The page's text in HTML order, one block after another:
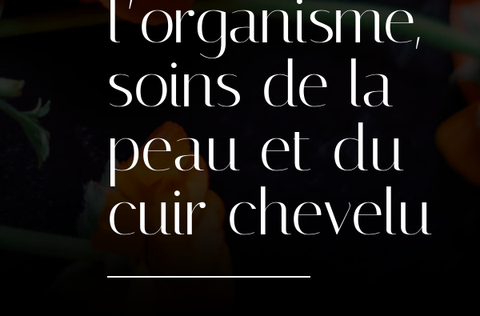
l’organisme,
soins de la
peau et du
cuir chevelu